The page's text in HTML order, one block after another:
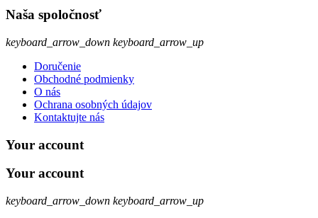
Naša spoločnosť
keyboard_arrow_down keyboard_arrow_up
Doručenie
Obchodné podmienky
O nás
Ochrana osobných údajov
Kontaktujte nás
Your account
Your account
keyboard_arrow_down keyboard_arrow_up